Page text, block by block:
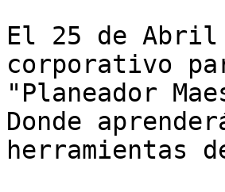
El 25 de Abril
corporativo
"Planeador
Donde
herramientas